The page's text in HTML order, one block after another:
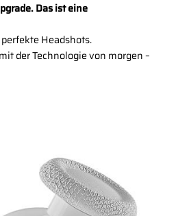
Das ist eine
Headshots.
der Technologie von morgen –